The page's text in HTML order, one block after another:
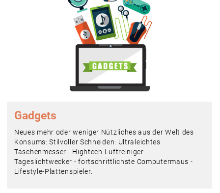
Gadgets
Neues mehr oder weniger Nützliches aus der Welt des
Konsums: Stilvoller Schneiden: Ultraleichtes
Taschenmesser - Hightech-Luftreiniger -
Tageslichtwecker - fortschrittlichste Computermaus -
Lifestyle-Plattenspieler.